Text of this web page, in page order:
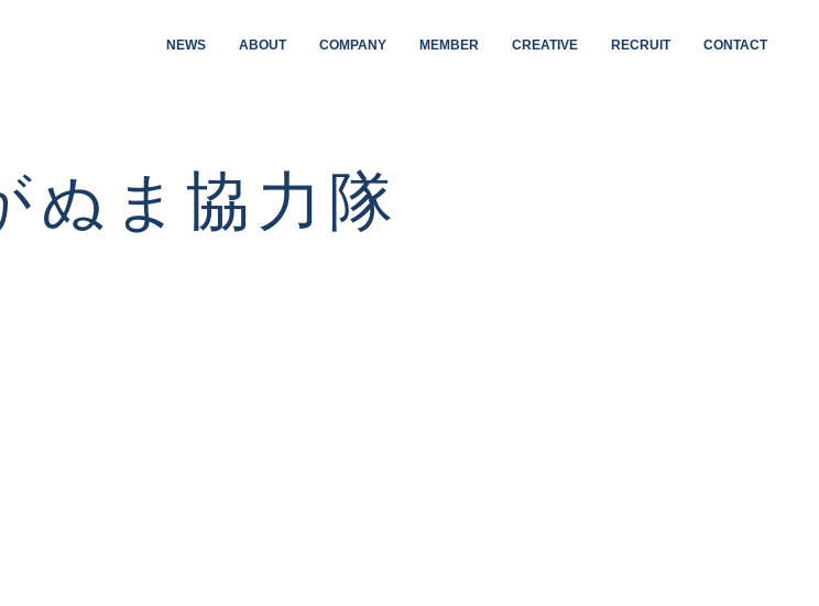
NEWS ABOUT COMPANY MEMBER CREATIVE RECRUIT CONTACT
ぬま協力隊